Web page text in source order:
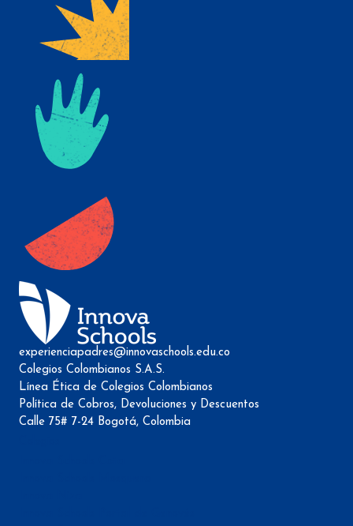
experienciapadres@innovaschools.edu.co
Colegios Colombianos S.A.S.
Línea Ética de Colegios Colombianos
Política de Cobros, Devoluciones y Descuentos
Calle 75# 7-24 Bogotá, Colombia